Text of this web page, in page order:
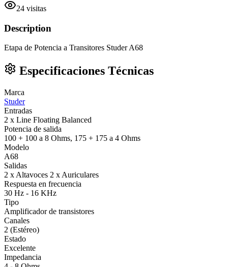
24 visitas
Description
Etapa de Potencia a Transitores Studer A68
Especificaciones Técnicas
Marca
Studer
Entradas
2 x Line Floating Balanced
Potencia de salida
100 + 100 a 8 Ohms, 175 + 175 a 4 Ohms
Modelo
A68
Salidas
2 x Altavoces 2 x Auriculares
Respuesta en frecuencia
30 Hz - 16 KHz
Tipo
Amplificador de transistores
Canales
2 (Estéreo)
Estado
Excelente
Impedancia